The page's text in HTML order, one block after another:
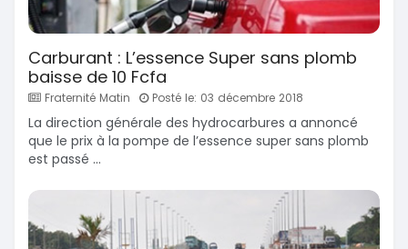
Carburant : L’essence Super sans plomb
baisse de 10 Fcfa
Fraternité Matin Posté le: 03 décembre 2018
La direction générale des hydrocarbures a annoncé
que le prix à la pompe de l’essence super sans plomb
est passé ...